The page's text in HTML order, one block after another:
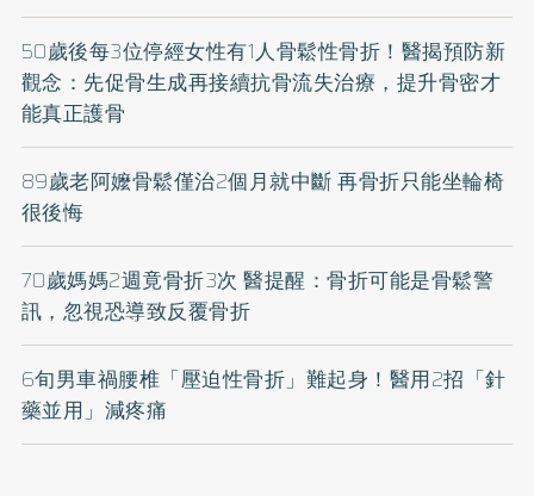
50歲後每3位停經女性有1人骨鬆性骨折！醫揭預防新
觀念：先促骨生成再接續抗骨流失治療，提升骨密才
能真正護骨
89歲老阿嬤骨鬆僅治2個月就中斷 再骨折只能坐輪椅
很後悔
70歲媽媽2週竟骨折3次 醫提醒：骨折可能是骨鬆警
訊，忽視恐導致反覆骨折
6旬男車禍腰椎「壓迫性骨折」難起身！醫用2招「針
藥並用」減疼痛